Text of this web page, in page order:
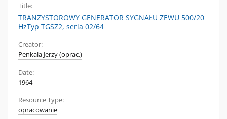
Title:
TRANZYSTOROWY GENERATOR SYGNAŁU ZEWU 500/20
HzTyp TGSZ2, seria 02/64
Creator:
Penkala Jerzy (oprac.)
Date:
1964
Resource Type:
opracowanie